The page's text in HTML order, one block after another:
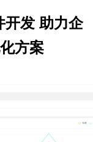
开发 助力企
方案